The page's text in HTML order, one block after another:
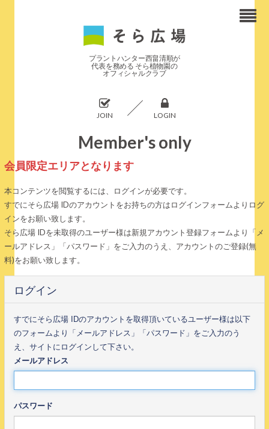
プラントハンター西畠清順が
代表を務める そら植物園の
オフィシャルクラブ
JOIN LOGIN
Member's only
会員限定エリアとなります
本コンテンツを閲覧するには、ログインが必要です。
すでにそら広場 IDのアカウントをお持ちの方はログインフォームよりログ
インをお願い致します。
そら広場 IDを未取得のユーザー様は新規アカウント登録フォームより「メ
ールアドレス」「パスワード」をご入力のうえ、アカウントのご登録(無
料)をお願い致します。
ログイン
すでにそら広場 IDのアカウントを取得頂いているユーザー様は以下
のフォームより「メールアドレス」「パスワード」をご入力のう
え、サイトにログインして下さい。
メールアドレス
パスワード